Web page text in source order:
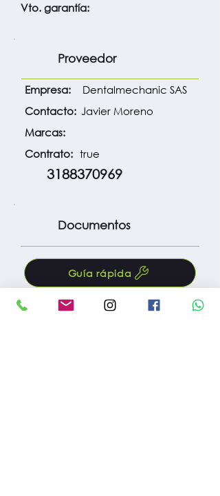
Vto. garantía:
Proveedor
Empresa:
Dentalmechanic SAS
Contacto: Javier Moreno
Marcas:
Contrato: true
3188370969
Documentos
Guía rápida
Manual